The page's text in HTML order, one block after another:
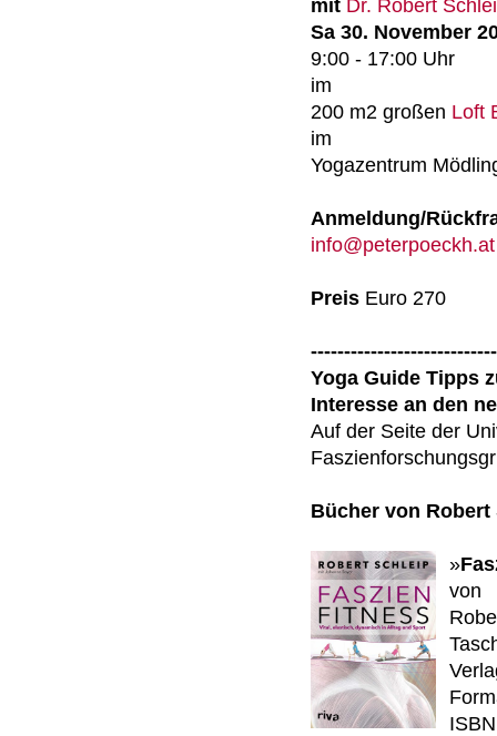
mit Dr. Robert
Sa 30. November
9:00 - 17:00 Uhr
im
200 m2 großen Loft
im
Yogazentrum
Anmeldung/
info@peterpoeckh.at
Preis Euro 270
Yoga Guide Tipps
Interesse an den
Auf der Seite der
Bücher von Robert
»
von